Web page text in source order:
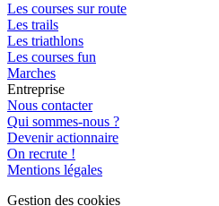
Les courses sur route
Les trails
Les triathlons
Les courses fun
Marches
Entreprise
Nous contacter
Qui sommes-nous ?
Devenir actionnaire
On recrute !
Mentions légales
Gestion des cookies